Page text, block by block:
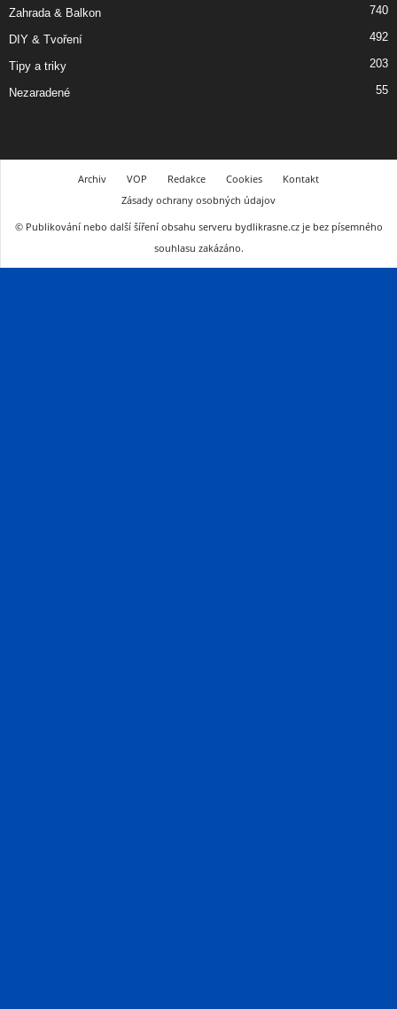
Zahrada & Balkon 740
DIY & Tvoření 492
Tipy a triky 203
Nezaradené 55
Archiv VOP Redakce Cookies
Kontakt
Zásady ochrany osobných údajov
© Publikování nebo další šíření obsahu serveru bydlikrasne.cz je bez písemného
souhlasu zakázáno.